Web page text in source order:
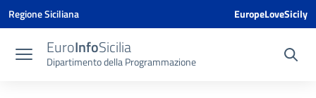
Vai ai contenuti
Vai al menu di navigazione
Vai al footer
Vai al banner delle Cookie Policy
Regione Siciliana EuropeLoveSicily
EuroInfoSicilia
Dipartimento della Programmazione